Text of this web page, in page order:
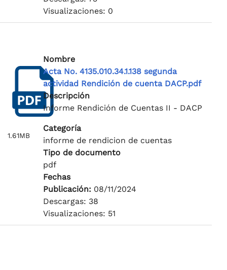
Visualizaciones: 0
1.61MB
Nombre
Acta No. 4135.010.34.1.138 segunda
actividad Rendición de cuenta DACP.pdf
Descripción
Informe Rendición de Cuentas II - DACP
Categoría
informe de rendicion de cuentas
Tipo de documento
pdf
Fechas
Publicación: 08/11/2024
Descargas: 38
Visualizaciones: 51